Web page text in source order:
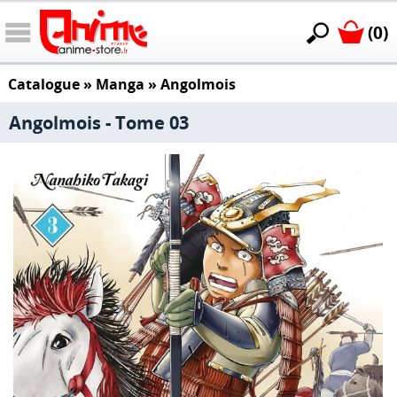
(0)
Catalogue» Manga » Angolmois
Angolmois - Tome 03